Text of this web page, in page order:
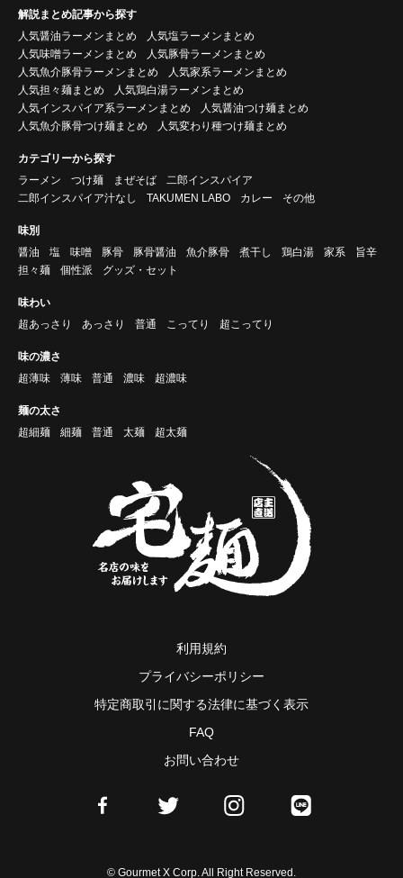
解説まとめ記事から探す
人気醤油ラーメンまとめ
人気塩ラーメンまとめ
人気味噌ラーメンまとめ
人気豚骨ラーメンまとめ
人気魚介豚骨ラーメンまとめ
人気家系ラーメンまとめ
人気担々麺まとめ
人気鶏白湯ラーメンまとめ
人気インスパイア系ラーメンまとめ
人気醤油つけ麺まとめ
人気魚介豚骨つけ麺まとめ
人気変わり種つけ麺まとめ
カテゴリーから探す
ラーメン
つけ麺 まぜそば
二郎インスパイア
二郎インスパイア汁なし
TAKUMEN LABO カレー その他
味別
醤油
塩 味噌 豚骨 豚骨醤油 魚介豚骨 煮干し 鶏白湯 家系
旨辛
担々麺
個性派 グッズ・セット
味わい
超あっさり
あっさり 普通 こってり 超こってり
味の濃さ
超薄味
薄味 普通 濃味 超濃味
麺の太さ
超細麺
細麺 普通 太麺 超太麺
利用規約
プライバシーポリシー
特定商取引に関する法律に基づく表示
FAQ
お問い合わせ
© Gourmet X Corp. All Right Reserved.